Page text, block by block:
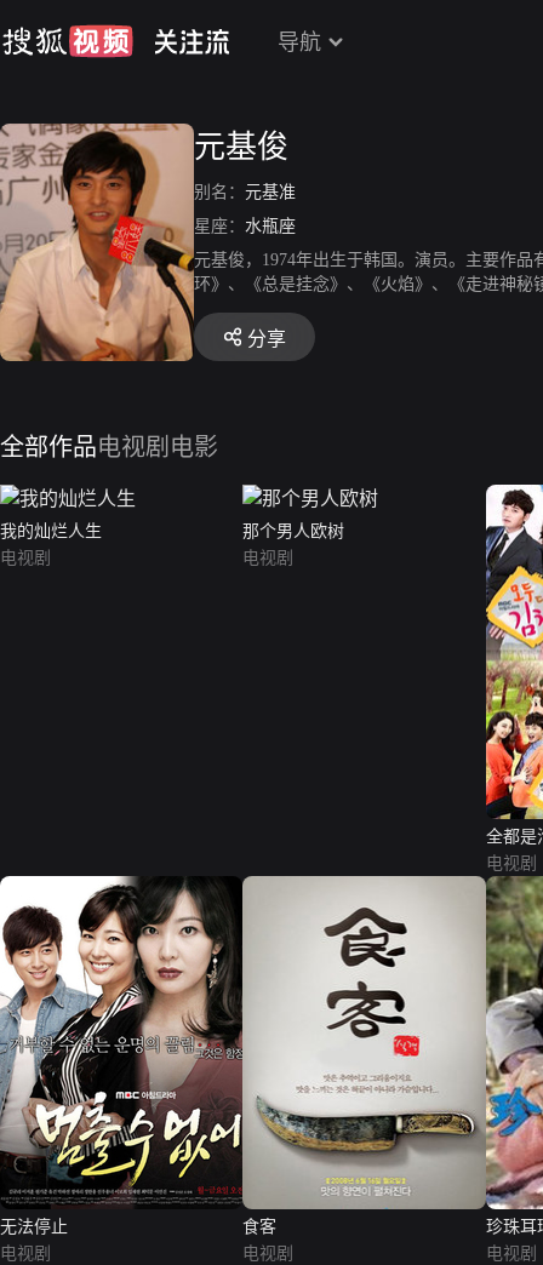
导航
元基俊
别名： 元基准
星座： 水瓶座
元基俊，1974年出生于韩国。演员。主要作
环》、《总是挂念》、《火焰》、《走进神秘
分享
全部作品电视剧 电影
我的灿烂人生
电视剧
那个男人欧树
电视剧
全都是
电视剧
无法停止
电视剧
食客
电视剧
珍珠耳
电视剧